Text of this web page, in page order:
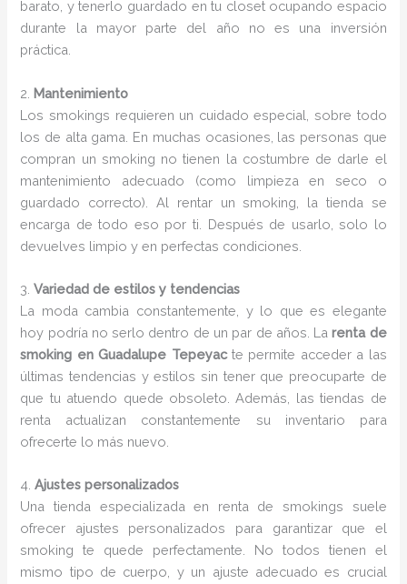
barato, y tenerlo guardado en tu closet ocupando espacio
durante la mayor parte del año no es una inversión
práctica.
2. Mantenimiento
Los smokings requieren un cuidado especial, sobre todo
los de alta gama. En muchas ocasiones, las personas que
compran un smoking no tienen la costumbre de darle el
mantenimiento adecuado (como limpieza en seco o
guardado correcto). Al rentar un smoking, la tienda se
encarga de todo eso por ti. Después de usarlo, solo lo
devuelves limpio y en perfectas condiciones.
3.Variedad de estilos y tendencias
La moda cambia constantemente, y lo que es elegante
hoy podría no serlo dentro de un par de años. Larenta de
smoking en Guadalupe Tepeyacte permite acceder a las
últimas tendencias y estilos sin tener que preocuparte de
que tu atuendo quede obsoleto. Además, las tiendas de
renta actualizan constantemente su inventario para
ofrecerte lo más nuevo.
4.Ajustes personalizados
Una tienda especializada en renta de smokings suele
ofrecer ajustes personalizados para garantizar que el
smoking te quede perfectamente. No todos tienen el
mismo tipo de cuerpo, y un ajuste adecuado es crucial